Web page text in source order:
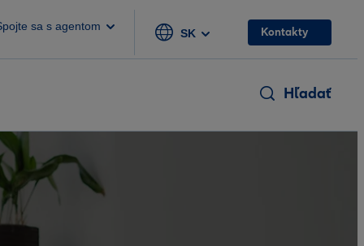
sa s agentom
SK Kontakty
Hľadať